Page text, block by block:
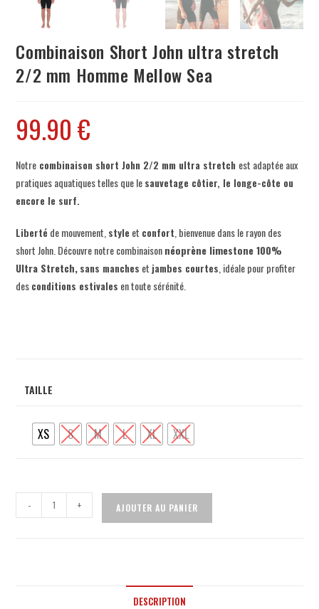
Combinaison Short John ultra stretch
2/2 mm Homme Mellow Sea
99.90€
Notre combinaison short John 2/2 mm ultra stretch est adaptée aux
pratiques aquatiques telles que lesauvetage côtier, le longe-côte ou
encore le surf.
Liberté de mouvement, style et confort , bienvenue dans le rayon des
short John. Découvre notre combinaisonnéoprène limestone 100%
Ultra Stretch,sans manches et jambes courtes , idéale pour profiter
desconditions estivales en toute sérénité.
TAILLE
XS S M L XL XXL
- + AJOUTER AU PANIER
DESCRIPTION